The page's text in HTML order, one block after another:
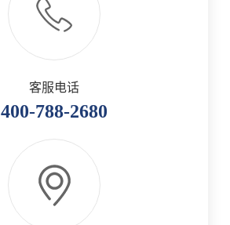
客服电话
400-788-2680